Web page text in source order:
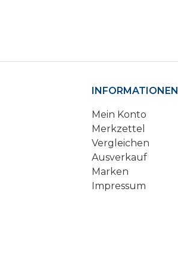
INFORMATIONEN
Mein Konto
Merkzettel
Vergleichen
Ausverkauf
Marken
Impressum